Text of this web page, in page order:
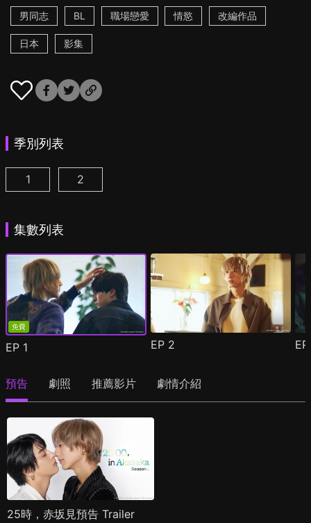
男同志
BL 職場戀愛 情慾 改編作品
日本 影集
季別列表
25時，赤坂見 第1集
1 25時，赤坂見 第2季 第1集
2
集數列表
免費
EP 1 EP 2
預告 劇照 推薦影片 劇情介紹
25時，赤坂見預告 Trailer